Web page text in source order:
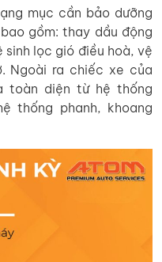
mục cần bảo dưỡng
gồm: thay dầu động
lọc gió điều hoà, vệ
Ngoài ra chiếc xe của
toàn diện từ hệ thống
thống phanh, khoang